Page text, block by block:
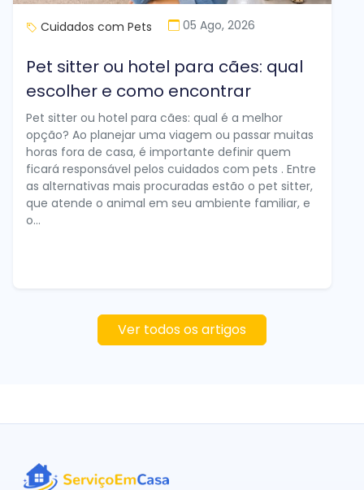
Cuidados com Pets 05 Ago, 2026
Pet sitter ou hotel para cães: qual
escolher e como encontrar
Pet sitter ou hotel para cães: qual é a melhor
opção? Ao planejar uma viagem ou passar muitas
horas fora de casa, é importante definir quem
ficará responsável pelos cuidados com pets . Entre
as alternativas mais procuradas estão o pet sitter,
que atende o animal em seu ambiente familiar, e
o...
Ver todos os artigos